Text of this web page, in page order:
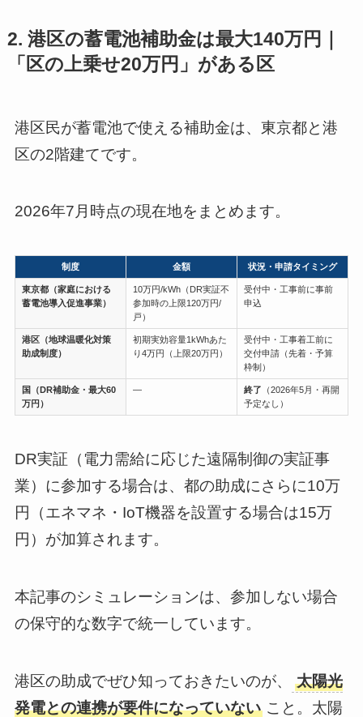
2. 港区の蓄電池補助金は最大140万円｜
「区の上乗せ20万円」がある区
港区民が蓄電池で使える補助金は、東京都と港
区の2階建てです。
2026年7月時点の現在地をまとめます。
制度 金額 状況・申請タイミング
東京都（家庭における
蓄電池導入促進事業）
10万円/kWh（DR実証不
参加時の上限120万円/
戸）
受付中・工事前に事前
申込
港区（地球温暖化対策
助成制度）
初期実効容量1kWhあた
り4万円（上限20万円）
受付中・工事着工前に
交付申請（先着・予算
枠制）
国（DR補助金・最大60
万円）
― 終了 （2026年5月・再開
予定なし）
DR実証（電力需給に応じた遠隔制御の実証事
業）に参加する場合は、都の助成にさらに10万
円（エネマネ・IoT機器を設置する場合は15万
円）が加算されます。
本記事のシミュレーションは、参加しない場合
の保守的な数字で統一しています。
港区の助成でぜひ知っておきたいのが、
太陽光
発電との連携が要件になっていない こと。太陽